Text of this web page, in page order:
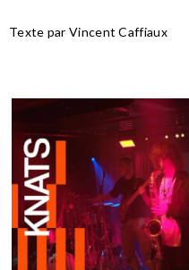
Texte par Vincent Caffiaux